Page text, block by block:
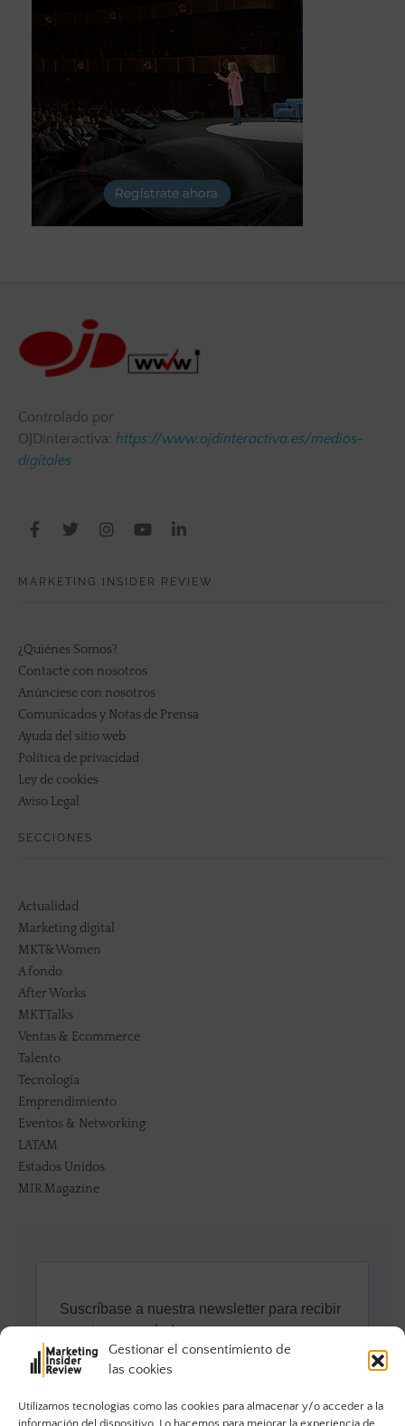
Gestionar el consentimiento de
las cookies
Utilizamos tecnologías como las cookies para almacenar y/o acceder a la
información del dispositivo. Lo hacemos para mejorar la experiencia de
Controlado por
OJDinteractiva: https://www.ojdinteractiva.es/medios-
digitales
MARKETING INSIDER REVIEW
¿Quiénes Somos?
Contacte con nosotros
Anúnciese con nosotros
Comunicados y Notas de Prensa
Ayuda del sitio web
Política de privacidad
Ley de cookies
Aviso Legal
SECCIONES
Actualidad
Marketing digital
MKT&Women
A fondo
After Works
MKTTalks
Ventas & Ecommerce
Talento
Tecnología
Emprendimiento
Eventos & Networking
LATAM
Estados Unidos
MIR Magazine